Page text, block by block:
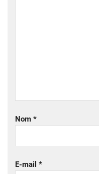
Nom *
E-mail *